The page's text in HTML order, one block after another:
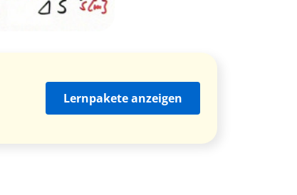
Lernpakete anzeigen